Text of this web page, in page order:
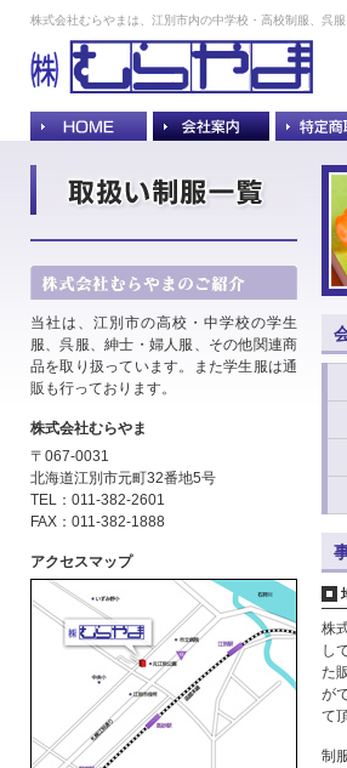
株式会社むらやまは、江別市内の中学校・高校制服、呉
当社は、江別市の高校・中学校の学生
服、呉服、紳士・婦人服、その他関連商
品を取り扱っています。また学生服は通
販も行っております。
株式会社むらやま
〒067-0031
北海道江別市元町32番地5号
TEL：011-382-2601
FAX：011-382-1888
アクセスマップ
株
し
た
が
て
制